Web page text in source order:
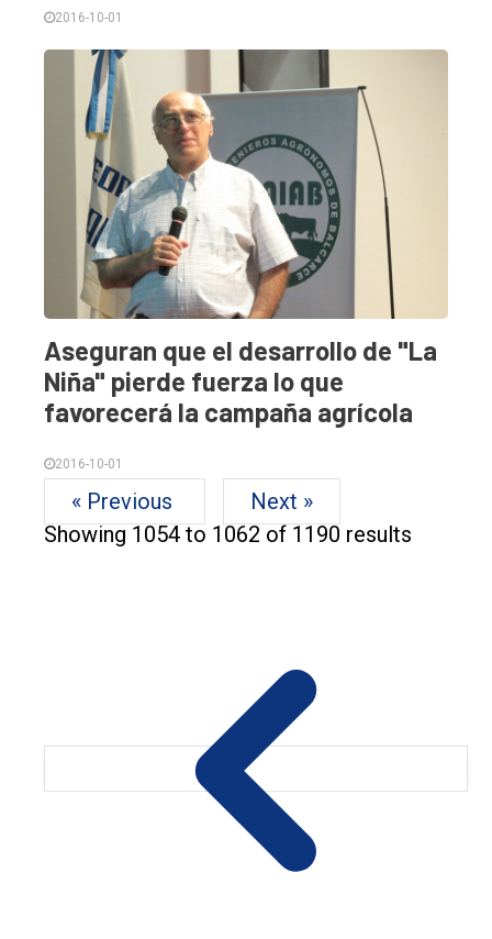
2016-10-01
Aseguran que el desarrollo de "La
Niña" pierde fuerza lo que
favorecerá la campaña agrícola
2016-10-01
« Previous
Next »
Showing 1054 to 1062 of 1190 results